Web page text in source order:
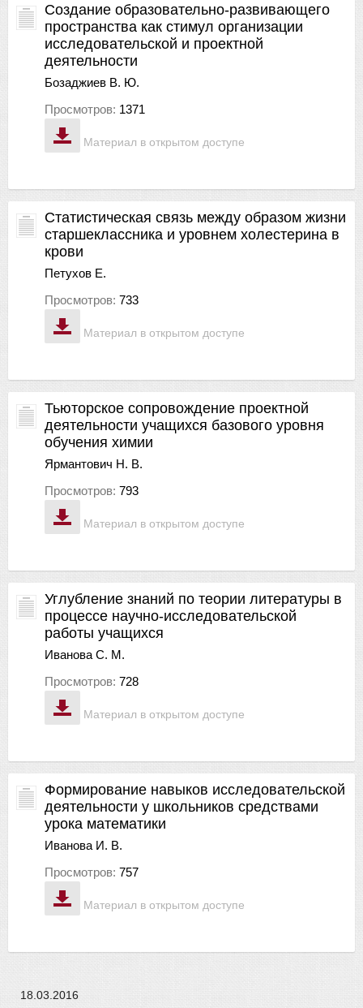
Материал в открытом доступе
Создание образовательно-развивающего
пространства как стимул организации
исследовательской и проектной
деятельности
Бозаджиев В. Ю.
Просмотров: 1371
Материал в открытом доступе
Статистическая связь между образом жизни
старшеклассника и уровнем холестерина в
крови
Петухов Е.
Просмотров: 733
Материал в открытом доступе
Тьюторское сопровождение проектной
деятельности учащихся базового уровня
обучения химии
Ярмантович Н. В.
Просмотров: 793
Материал в открытом доступе
Углубление знаний по теории литературы в
процессе научно-исследовательской
работы учащихся
Иванова С. М.
Просмотров: 728
Материал в открытом доступе
Формирование навыков исследовательской
деятельности у школьников средствами
урока математики
Иванова И. В.
Просмотров: 757
18.03.2016